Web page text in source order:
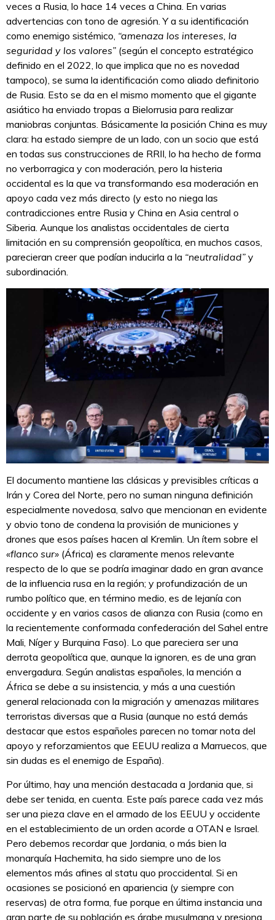
veces a Rusia, lo hace 14 veces a China. En varias
advertencias con tono de agresión. Y a su identificación
como enemigo sistémico, “amenaza los intereses, la
seguridad y los valores” (según el concepto estratégico
definido en el 2022, lo que implica que no es novedad
tampoco), se suma la identificación como aliado definitorio
de Rusia. Esto se da en el mismo momento que el gigante
asiático ha enviado tropas a Bielorrusia para realizar
maniobras conjuntas. Básicamente la posición China es muy
clara: ha estado siempre de un lado, con un socio que está
en todas sus construcciones de RRII, lo ha hecho de forma
no verborragica y con moderación, pero la histeria
occidental es la que va transformando esa moderación en
apoyo cada vez más directo (y esto no niega las
contradicciones entre Rusia y China en Asia central o
Siberia. Aunque los analistas occidentales de cierta
limitación en su comprensión geopolítica, en muchos casos,
parecieran creer que podían inducirla a la “neutralidad” y
subordinación.
El documento mantiene las clásicas y previsibles críticas a
Irán y Corea del Norte, pero no suman ninguna definición
especialmente novedosa, salvo que mencionan en evidente
y obvio tono de condena la provisión de municiones y
drones que esos países hacen al Kremlin. Un ítem sobre el
«flanco sur» (África) es claramente menos relevante
respecto de lo que se podría imaginar dado en gran avance
de la influencia rusa en la región; y profundización de un
rumbo político que, en término medio, es de lejanía con
occidente y en varios casos de alianza con Rusia (como en
la recientemente conformada confederación del Sahel entre
Mali, Níger y Burquina Faso). Lo que pareciera ser una
derrota geopolítica que, aunque la ignoren, es de una gran
envergadura. Según analistas españoles, la mención a
África se debe a su insistencia, y más a una cuestión
general relacionada con la migración y amenazas militares
terroristas diversas que a Rusia (aunque no está demás
destacar que estos españoles parecen no tomar nota del
apoyo y reforzamientos que EEUU realiza a Marruecos, que
sin dudas es el enemigo de España).
Por último, hay una mención destacada a Jordania que, si
debe ser tenida, en cuenta. Este país parece cada vez más
ser una pieza clave en el armado de los EEUU y occidente
en el establecimiento de un orden acorde a OTAN e Israel.
Pero debemos recordar que Jordania, o más bien la
monarquía Hachemita, ha sido siempre uno de los
elementos más afines al statu quo proccidental. Si en
ocasiones se posicionó en apariencia (y siempre con
reservas) de otra forma, fue porque en última instancia una
gran parte de su población es árabe musulmana y presiona.